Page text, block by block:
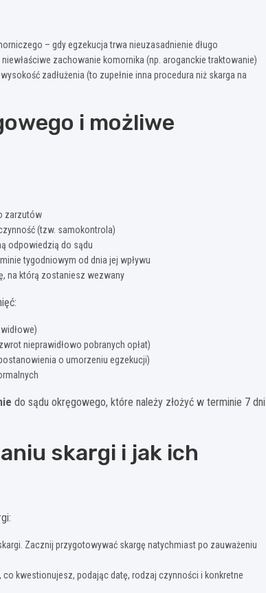
– gdy egzekucja trwa nieuzasadnienie długo
zachowanie komornika (np. aroganckie traktowanie)
zadłużenia (to zupełnie inna procedura niż skarga na
i możliwe
zarzutów
(tzw. samokontrola)
odpowiedzią do sądu
tygodniowym od dnia jej wpływu
na którą zostaniesz wezwany
nieprawidłowo pobranych opłat)
o umorzeniu egzekucji)
do sądu okręgowego, które należy złożyć w terminie 7 dni
skargi i jak ich
Zacznij przygotowywać skargę natychmiast po zauważeniu
co kwestionujesz, podając datę, rodzaj czynności i konkretne